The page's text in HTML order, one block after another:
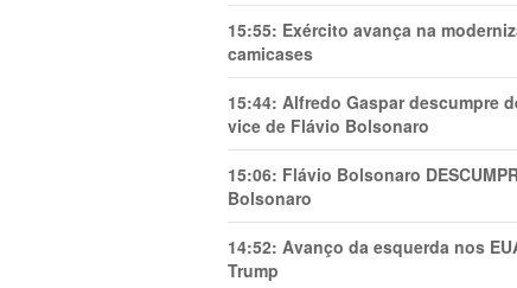
15:55: Exército avança na
camicases
15:44: Alfredo Gaspar descumpre
vice de Flávio Bolsonaro
15:06: Flávio Bolsonaro
Bolsonaro
14:52: Avanço da esquerda nos
Trump